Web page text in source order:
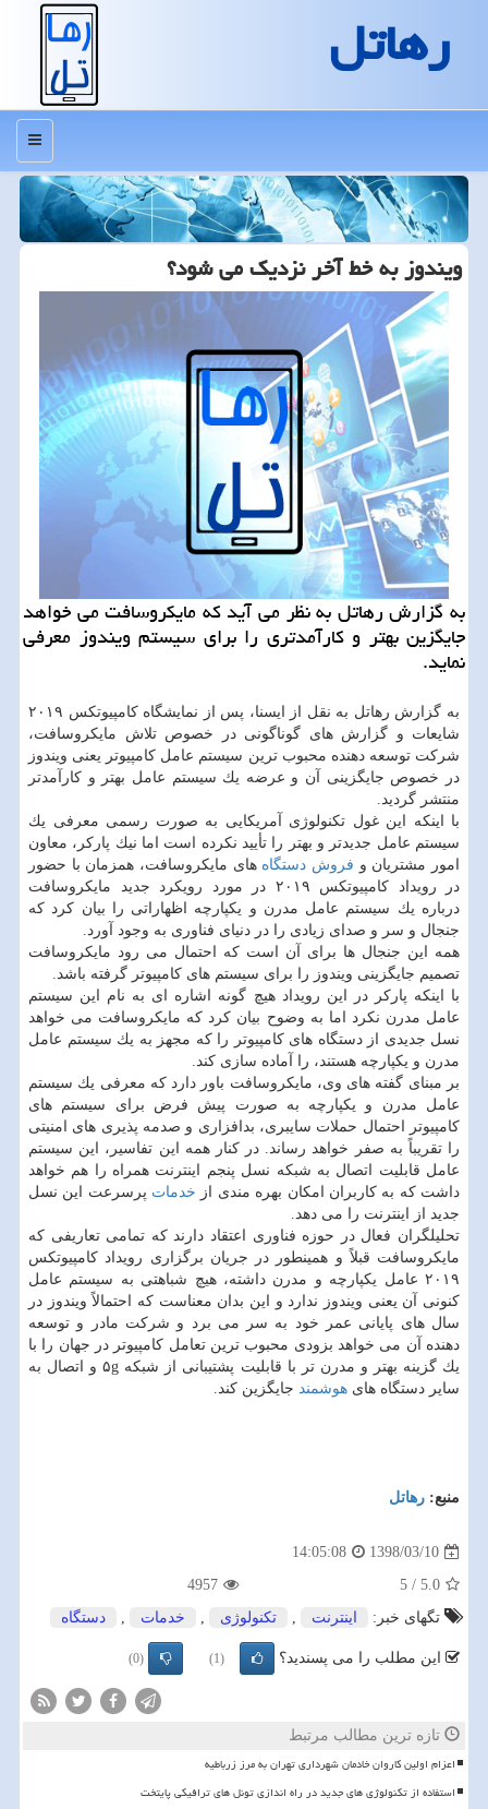
رهاتل
منو
ویندوز به خط آخر نزدیك می شود؟
به گزارش رهاتل به نظر می آید كه مایكروسافت می خواهد
جایگزین بهتر و كارآمدتری را برای سیستم ویندوز معرفی
نماید.
به گزارش رهاتل به نقل از ایسنا، پس از نمایشگاه كامپیوتكس ۲۰۱۹
شایعات و گزارش های گوناگونی در خصوص تلاش مایكروسافت،
شركت توسعه دهنده محبوب ترین سیستم عامل كامپیوتر یعنی ویندوز
در خصوص جایگزینی آن و عرضه یك سیستم عامل بهتر و كارآمدتر
منتشر گردید.
با اینكه این غول تكنولوژی آمریكایی به صورت رسمی معرفی یك
سیستم عامل جدیدتر و بهتر را تأیید نكرده است اما نیك پاركر، معاون
امور مشتریان و فروش دستگاه های مایكروسافت، همزمان با حضور
در رویداد كامپیوتكس ۲۰۱۹ در مورد رویكرد جدید مایكروسافت
درباره یك سیستم عامل مدرن و یكپارچه اظهاراتی را بیان كرد كه
جنجال و سر و صدای زیادی را در دنیای فناوری به وجود آورد.
همه این جنجال ها برای آن است كه احتمال می رود مایكروسافت
تصمیم جایگزینی ویندوز را برای سیستم های كامپیوتر گرفته باشد.
با اینكه پاركر در این رویداد هیچ گونه اشاره ای به نام این سیستم
عامل مدرن نكرد اما به وضوح بیان كرد كه مایكروسافت می خواهد
نسل جدیدی از دستگاه های كامپیوتر را كه مجهز به یك سیستم عامل
مدرن و یكپارچه هستند، را آماده سازی كند.
بر مبنای گفته های وی، مایكروسافت باور دارد كه معرفی یك سیستم
عامل مدرن و یكپارچه به صورت پیش فرض برای سیستم های
كامپیوتر احتمال حملات سایبری، بدافزاری و صدمه پذیری های امنیتی
را تقریباً به صفر خواهد رساند. در كنار همه این تفاسیر، این سیستم
عامل قابلیت اتصال به شبكه نسل پنجم اینترنت همراه را هم خواهد
داشت كه به كاربران امكان بهره مندی از خدمات پرسرعت این نسل
جدید از اینترنت را می دهد.
تحلیلگران فعال در حوزه فناوری اعتقاد دارند كه تمامی تعاریفی كه
مایكروسافت قبلاً و همینطور در جریان برگزاری رویداد كامپیوتكس
۲۰۱۹ عامل یكپارچه و مدرن داشته، هیچ شباهتی به سیستم عامل
كنونی آن یعنی ویندوز ندارد و این بدان معناست كه احتمالاً ویندوز در
سال های پایانی عمر خود به سر می برد و شركت مادر و توسعه
دهنده آن می خواهد بزودی محبوب ترین تعامل كامپیوتر در جهان را با
یك گزینه بهتر و مدرن تر با قابلیت پشتیبانی از شبكه ۵g و اتصال به
سایر دستگاه های هوشمند جایگزین كند.
منبع: رهاتل
1398/03/10
14:05:08
5.0
/
5
4957
تگهای خبر:
اینترنت , تكنولوژی , خدمات , دستگاه
این مطلب را می پسندید؟ (1)
(0)
تازه ترین مطالب مرتبط
اعزام اولین کاروان خادمان شهرداری تهران به مرز زرباطیه
استفاده از تکنولوژی های جدید در راه اندازی تونل های ترافیکی پایتخت